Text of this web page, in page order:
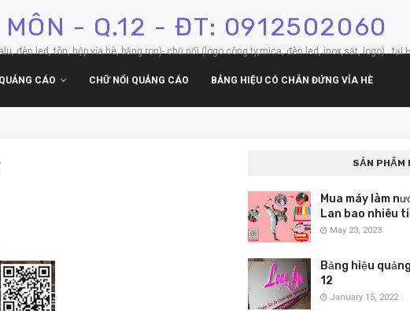
MÔN - Q.12 - ĐT: 0912502060
đèn led, tôn, hộp vỉa hè, băng ron)- chữ nổi (logo công ty,mica, đèn led, inox,sắt, logo)...tại
CÁO CHỮ NỔI QUẢNG CÁO BẢNG HIỆU CÓ CHÂN ĐỨNG VỈA HÈ
SẢN PHẨM
Mua máy làm
Lan bao nhiêu
May 23, 2023
Bảng hiệu
12
January 15, 2022